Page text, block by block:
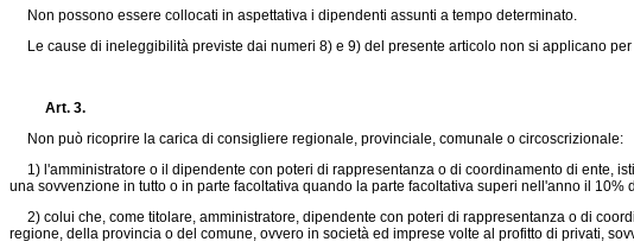
Non possono essere collocati in aspettativa i dipendenti assunti a tempo determinato.
Le cause di ineleggibilità previste dai numeri 8) e 9) del presente articolo non si applicano
Art. 3.
Non può ricoprire la carica di consigliere regionale, provinciale, comunale o circoscrizionale:
1) l'amministratore o il dipendente con poteri di rappresentanza o di coordinamento di ente,
una sovvenzione in tutto o in parte facoltativa quando la parte facoltativa superi nell'anno il 10%
2) colui che, come titolare, amministratore, dipendente con poteri di rappresentanza o di
regione, della provincia o del comune, ovvero in società ed imprese volte al profitto di privati,